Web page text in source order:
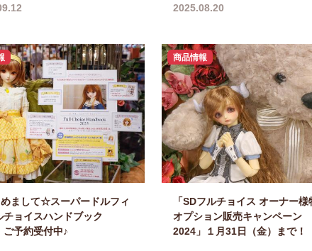
2025.08.20
めまして☆スーパードルフィ
チョイスハンドブック
ご予約受付中♪
商品情報
「SDフルチョイス オーナー様
オプション販売キャンペーン
2024」１月31日（金）まで！